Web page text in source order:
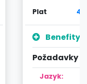
Plat
Benefity
Požadavky
Jazyk: